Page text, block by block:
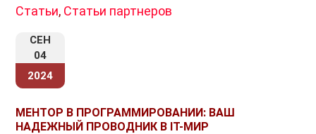
Статьи, Статьи партнеров
СЕН
04
2024
МЕНТОР В ПРОГРАММИРОВАНИИ: ВАШ
НАДЕЖНЫЙ ПРОВОДНИК В IT-МИР